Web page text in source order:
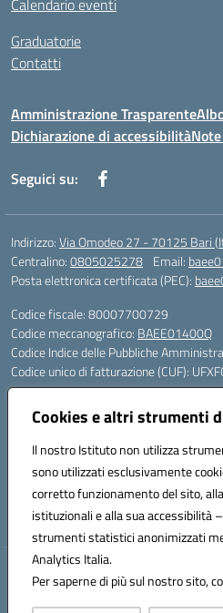
Cookies e altri strumenti
Il nostro Istituto non utilizza
sono utilizzati esclusivamente
corretto funzionamento del sito,
istituzionali e alla sua accessibilità
strumenti statistici anonimizzati
Analytics Italia.
Per saperne di più sul nostro sito,
Calendario eventi
Graduatorie
Contatti
Amministrazione Trasparente
Dichiarazione di accessibilità
Seguici su:
Indirizzo:Via Omodeo 27 - 70125 Bari
Centralino:0805025278 Email:
Posta elettronica certificata (PEC):
Codice fiscale: 80007700729
Codice meccanografico: BAEE01400Q
Codice Indice delle Pubbliche
Codice unico di fatturazione (CUF):
BAEE01401R - Plesso Iqbal - scuola
5025278
BAEE01404 X - Plesso Gandhi -
tel. 080.5569487
BAAA01402L - Plesso DonTonino Bello
Ulpiani 1 - tel. 080.5569487
Hosting & Powered
Concept & Design